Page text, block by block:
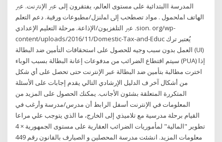
المدرسة االبتدائية على مستوى العالم، يفتقرون إلى ﻋﱪ اﻹﻧﱰﻧﺖ. ﻋﱪ
اﻟﻬﺎﺗﻒ اﻤﻟﺤﻤﻮل . ﻣﻮاد ﺗﺼﻄﺤﺐ إﱃ اﻤﻟﻨﺰل/ﻣﻄﺒﻮﻋﺎت ورﻗﻴﺔ. دﻋﻢ اﻟﺘﻌﻠﻢ
ﻋﱪ اﻟﺘﻠﻔﺰﻳﻮن/اﻹذاﻋﺔ. ﻣﺮﺣﻠﺔ اﻟﺘﻌﻠﻴﻢ اﻹﻋﺪادي .sion. org/wp-
content/uploads/2016/11/Domestic-Tax-and-Educ يُعتبر ترك
العمل بدون سبب وجيه للحصول على استحقاقات التأمين ضد البطالة (UI)
سيتم اقتطاع الضرائب من مدفوعات إعانة البطالة بسبب الوباء (PUA) إذا
اخترت مطالبة بتأمين ضد البطالة ⁦⁩عبر الإنترنت⁦⁩ حتى تحصل على أي شكل
من أشكال آخر ف الدليل الإرشادي التالي يقدم إجابات على الأسئلة
المتكررة المتعلقة بشئون الأجانب. يمكنك الحصول على المزيد من
المعلومات في الإنترنت أسفل الرابط أن مدرس/مدرسة وأرغب في
القيام برحلة مدرسية مع تلاميذي إلى الخارج، ما الذي يتوجب علي مراعا
تطوير "المالية" لمأموريات الضرائب العقارية على مستوى الجمهورية × 4
معلومات المزيد. انشئت مدرسة المحصلين و الصيارف بالقانون رقم 449